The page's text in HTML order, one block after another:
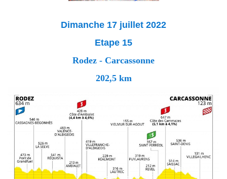
Dimanche 17 juillet 2022
Etape 15
Rodez - Carcassonne
202,5 km